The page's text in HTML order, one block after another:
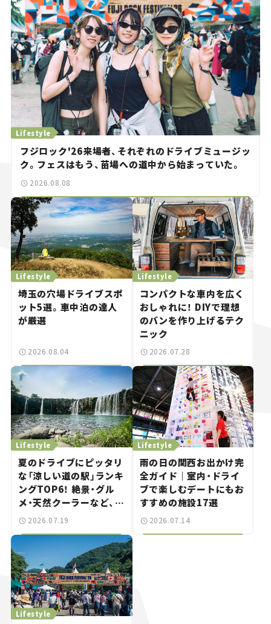
Lifestyle
フジロック'26来場者、それぞれのドライブミュージッ
ク。フェスはもう、苗場への道中から始まっていた。
2026.08.08
Lifestyle
埼玉の穴場ドライブスポ
ット5選。車中泊の達人
が厳選
2026.08.04
Lifestyle
コンパクトな車内を広く
おしゃれに！ DIYで理想
のバンを作り上げるテク
ニック
2026.07.28
Lifestyle
夏のドライブにピッタリ
な「涼しい道の駅」ランキ
ングTOP6！ 絶景・グル
メ・天然クーラーなど、避
暑におすすめのスポット
推し駅ガイド】vol.15
2026.07.19
Lifestyle
雨の日の関西お出かけ完
全ガイド｜室内・ドライ
ブで楽しむデートにもお
すすめの施設17選
2026.07.14
Lifestyle